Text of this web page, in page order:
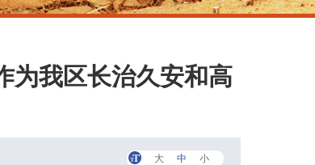
为我区长治久安和高
大 中 小